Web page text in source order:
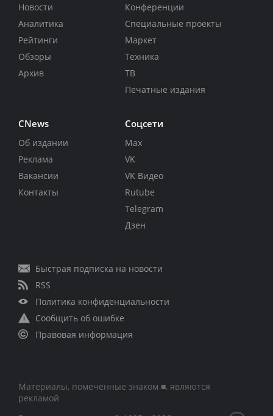
Новости
Аналитика
Рейтинги
Обзоры
Архив
Конференции
Специальные проекты
Маркет
Техника
ТВ
Печатные издания
CNews
Об издании
Реклама
Вакансии
Контакты
Соцсети
Max
VK
VK Видео
Rutube
Telegram
Дзен
Быстрая подписка на новости
RSS
Политика конфиденциальности
Сообщить об ошибке
Правовая информация
Материалы, помеченные знаком ■, являются
рекламой